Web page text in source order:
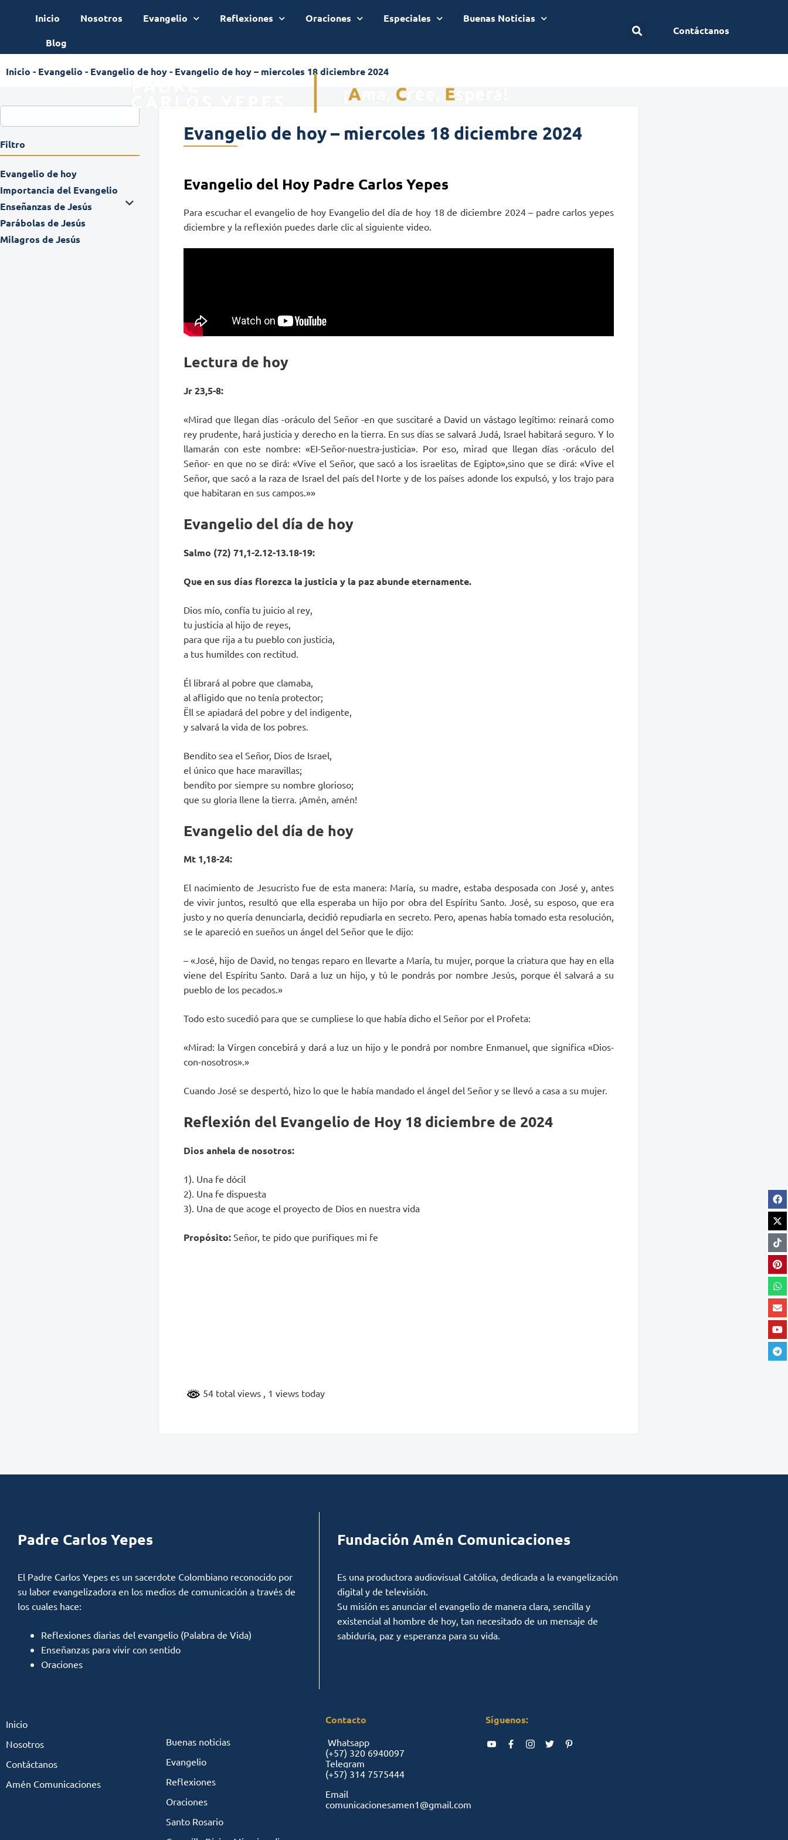
Inicio Nosotros Evangelio Reflexiones Oraciones Especiales
Buenas Noticias
Blog
Contáctanos
Inicio - Evangelio - Evangelio de hoy- Evangelio de hoy – miercoles 18 diciembre 2024
Filtro
Evangelio de hoy
Importancia del Evangelio
Enseñanzas de Jesús
Parábolas de Jesús
Milagros de Jesús
Evangelio de hoy – miercoles 18 diciembre 2024
Evangelio del Hoy Padre Carlos Yepes
Para escuchar el evangelio de hoy Evangelio del día de hoy 18 de diciembre 2024 – padre carlos yepes
diciembre y la reflexión puedes darle clic al siguiente video.
Lectura de hoy
Jr 23,5-8:
«Mirad que llegan días -oráculo del Señor -en que suscitaré a David un vástago legítimo: reinará como
rey prudente, hará justicia y derecho en la tierra. En sus días se salvará Judá, Israel habitará seguro. Y lo
llamarán con este nombre: «EI-Señor-nuestra-justicia». Por eso, mirad que llegan días -oráculo del
Señor- en que no se dirá: «Vive el Señor, que sacó a los israelitas de Egipto»,sino que se dirá: «Vive el
Señor, que sacó a la raza de Israel del país del Norte y de los países adonde los expulsó, y los trajo para
que habitaran en sus campos.»»
Evangelio del día de hoy
Salmo (72) 71,1-2.12-13.18-19:
Que en sus días florezca la justicia y la paz abunde eternamente.
Dios mío, confía tu juicio al rey,
tu justicia al hijo de reyes,
para que rija a tu pueblo con justicia,
a tus humildes con rectitud.
Él librará al pobre que clamaba,
al afligido que no tenía protector;
Ëll se apiadará del pobre y del indigente,
y salvará la vida de los pobres.
Bendito sea el Señor, Dios de Israel,
el único que hace maravillas;
bendito por siempre su nombre glorioso;
que su gloria llene la tierra. ¡Amén, amén!
Evangelio del día de hoy
Mt 1,18-24:
El nacimiento de Jesucristo fue de esta manera: María, su madre, estaba desposada con José y, antes
de vivir juntos, resultó que ella esperaba un hijo por obra del Espíritu Santo. José, su esposo, que era
justo y no quería denunciarla, decidió repudiarla en secreto. Pero, apenas había tomado esta resolución,
se le apareció en sueños un ángel del Señor que le dijo:
– «José, hijo de David, no tengas reparo en llevarte a María, tu mujer, porque la criatura que hay en ella
viene del Espíritu Santo. Dará a luz un hijo, y tú le pondrás por nombre Jesús, porque él salvará a su
pueblo de los pecados.»
Todo esto sucedió para que se cumpliese lo que había dicho el Señor por el Profeta:
«Mirad: la Virgen concebirá y dará a luz un hijo y le pondrá por nombre Enmanuel, que significa «Dios-
con-nosotros».»
Cuando José se despertó, hizo lo que le había mandado el ángel del Señor y se llevó a casa a su mujer.
Reflexión del Evangelio de Hoy 18 diciembre de 2024
Dios anhela de nosotros:
1). Una fe dócil
2). Una fe dispuesta
3). Una de que acoge el proyecto de Dios en nuestra vida
Propósito: Señor, te pido que purifiques mi fe
54 total views , 1 views today
Padre Carlos Yepes
El Padre Carlos Yepes es un sacerdote Colombiano reconocido por
su labor evangelizadora en los medios de comunicación a través de
los cuales hace:
Reflexiones diarias del evangelio (Palabra de Vida)
Enseñanzas para vivir con sentido
Oraciones
Fundación Amén Comunicaciones
Es una productora audiovisual Católica, dedicada a la evangelización
digital y de televisión.
Su misión es anunciar el evangelio de manera clara, sencilla y
existencial al hombre de hoy, tan necesitado de un mensaje de
sabiduría, paz y esperanza para su vida.
Inicio
Nosotros
Contáctanos
Amén Comunicaciones
Buenas noticias
Evangelio
Reflexiones
Oraciones
Santo Rosario
Contacto
Whatsapp
(+57) 320 6940097
Telegram
(+57) 314 7575444
Email
comunicacionesamen1@gmail.com
Síguenos: